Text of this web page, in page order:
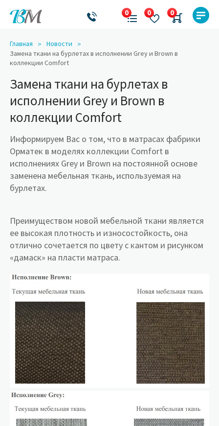
Главная
Новости
Замена ткани на бурлетах в исполнении Grey и Brown в
коллекции Comfort
Замена ткани на бурлетах в
исполнении Grey и Brown в
коллекции Comfort
Информируем Вас о том, что в матрасах фабрики
Орматек в моделях коллекции Comfort в
исполнениях Grey и Brown на постоянной основе
заменена мебельная ткань, используемая на
бурлетах.
Преимуществом новой мебельной ткани является
ее высокая плотность и износостойкость, она
отлично сочетается по цвету с кантом и рисунком
«дамаск» на пласти матраса.